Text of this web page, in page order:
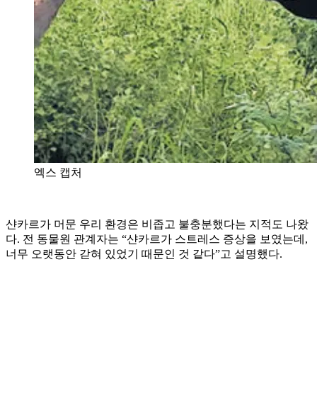
엑스 캡처
샨카르가 머문 우리 환경은 비좁고 불충분했다는 지적도 나왔
다. 전 동물원 관계자는 “샨카르가 스트레스 증상을 보였는데,
너무 오랫동안 갇혀 있었기 때문인 것 같다”고 설명했다.